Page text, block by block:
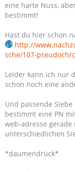
eine harte Nuss,
bestimmt!
Hast du hier schon
http://
sche/107-
Leider kann ich nur
schon noch eine
Und passende
bestimmt eine PN
web-adresse
unterschiedlichen
*daumendrück*